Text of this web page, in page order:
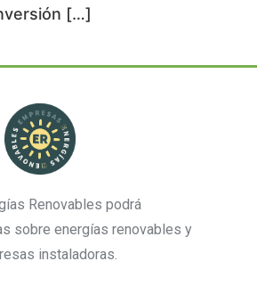
[…]
Renovables podrá
sobre energías renovables y
instaladoras.